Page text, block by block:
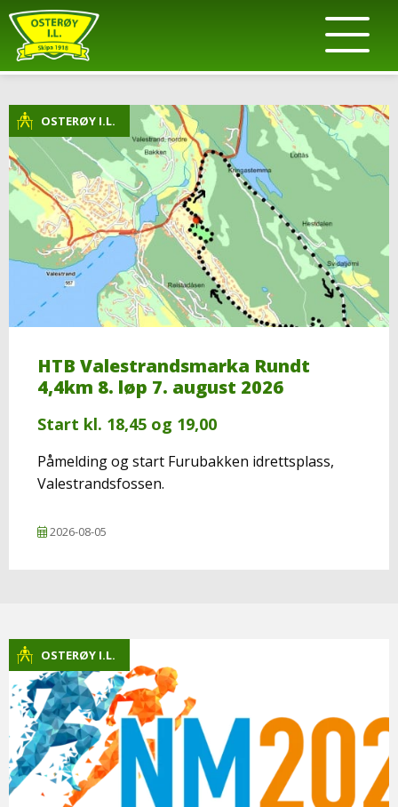
OSTERØY I.L.
HTB Valestrandsmarka Rundt
4,4km 8. løp 7. august 2026
Start kl. 18,45 og 19,00
Påmelding og start Furubakken idrettsplass,
Valestrandsfossen.
2026-08-05
OSTERØY I.L.